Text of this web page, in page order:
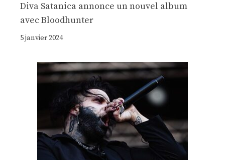
Diva Satanica annonce un nouvel album
avec Bloodhunter
5 janvier 2024